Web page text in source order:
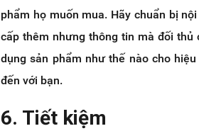
phẩm họ muốn mua. Hãy chuẩn bị
cấp thêm nhưng thông tin mà đối
dụng sản phẩm như thế nào cho
đến với bạn.
6. Tiết kiệm